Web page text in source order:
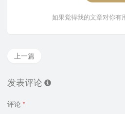
如果觉得我的文章对你有
上一篇
发表评论
评论 *